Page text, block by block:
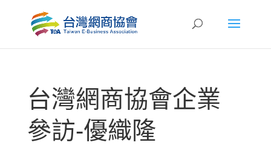
台灣網商協會企業
參訪-優織隆